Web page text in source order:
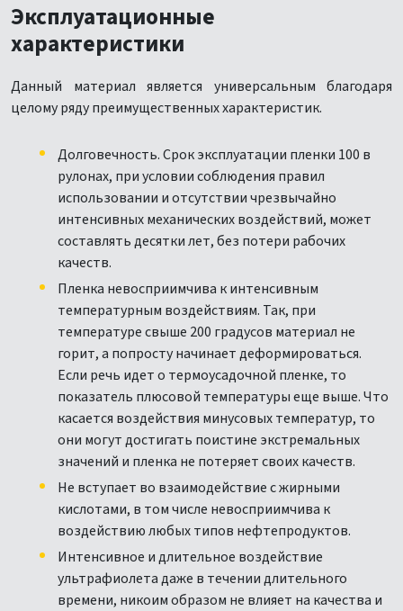
Эксплуатационные
характеристики
Данный материал является универсальным благодаря
целому ряду преимущественных характеристик.
Долговечность. Срок эксплуатации пленки 100 в
рулонах, при условии соблюдения правил
использовании и отсутствии чрезвычайно
интенсивных механических воздействий, может
составлять десятки лет, без потери рабочих
качеств.
Пленка невосприимчива к интенсивным
температурным воздействиям. Так, при
температуре свыше 200 градусов материал не
горит, а попросту начинает деформироваться.
Если речь идет о термоусадочной пленке, то
показатель плюсовой температуры еще выше. Что
касается воздействия минусовых температур, то
они могут достигать поистине экстремальных
значений и пленка не потеряет своих качеств.
Не вступает во взаимодействие с жирными
кислотами, в том числе невосприимчива к
воздействию любых типов нефтепродуктов.
Интенсивное и длительное воздействие
ультрафиолета даже в течении длительного
времени, никоим образом не влияет на качества и